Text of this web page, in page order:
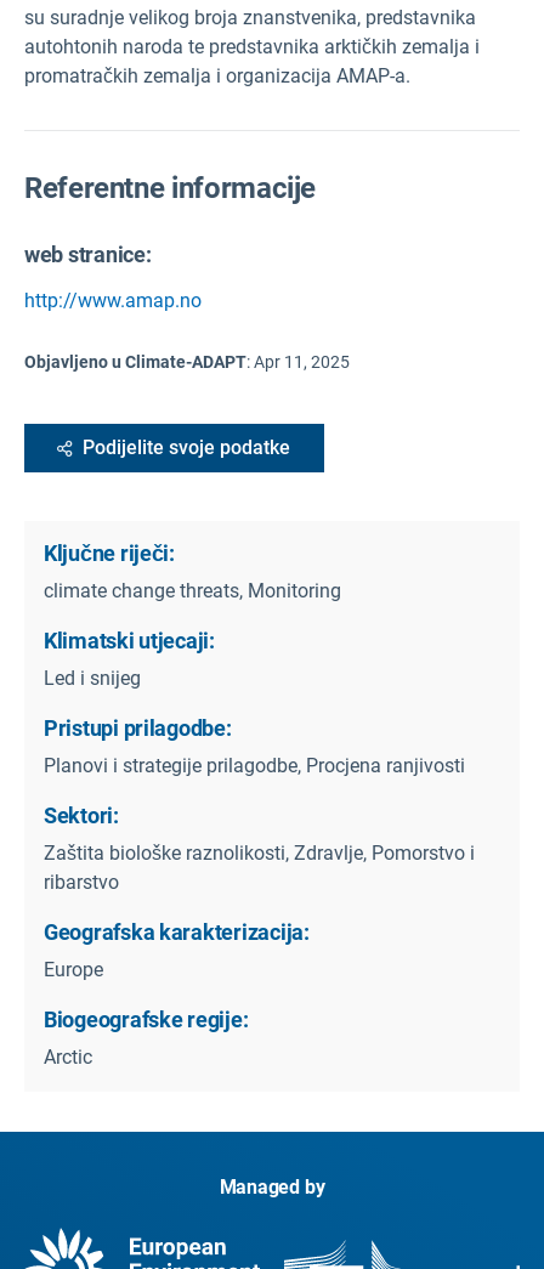
su suradnje velikog broja znanstvenika, predstavnika
autohtonih naroda te predstavnika arktičkih zemalja i
promatračkih zemalja i organizacija AMAP-a.
Referentne informacije
web stranice:
http://www.amap.no
Objavljeno u Climate-ADAPT:Apr 11, 2025
Podijelite svoje podatke
Ključne riječi:
climate change threats, Monitoring
Klimatski utjecaji:
Led i snijeg
Pristupi prilagodbe:
Planovi i strategije prilagodbe, Procjena ranjivosti
Sektori:
Zaštita biološke raznolikosti, Zdravlje, Pomorstvo i
ribarstvo
Geografska karakterizacija:
Europe
Biogeografske regije:
Arctic
Managed by